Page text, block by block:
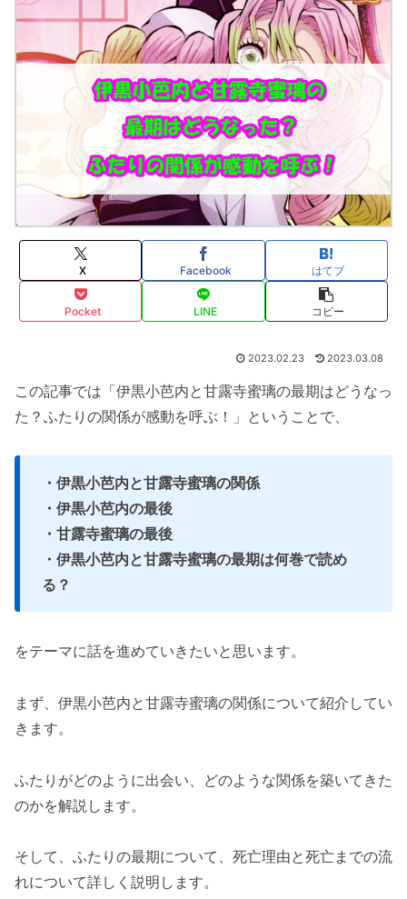
X Facebook はてブ
Pocket LINE コピー
2023.02.23 2023.03.08
この記事では「伊黒小芭内と甘露寺蜜璃の最期はどうなっ
た？ふたりの関係が感動を呼ぶ！」ということで、
・伊黒小芭内と甘露寺蜜璃の関係
・伊黒小芭内の最後
・甘露寺蜜璃の最後
・伊黒小芭内と甘露寺蜜璃の最期は何巻で読め
る？
をテーマに話を進めていきたいと思います。
まず、伊黒小芭内と甘露寺蜜璃の関係について紹介してい
きます。
ふたりがどのように出会い、どのような関係を築いてきた
のかを解説します。
そして、ふたりの最期について、死亡理由と死亡までの流
れについて詳しく説明します。